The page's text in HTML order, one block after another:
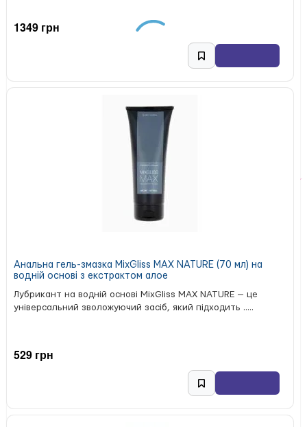
1349 грн
Анальна гель-змазка MixGliss MAX NATURE (70 мл) на
водній основі з екстрактом алое
Лубрикант на водній основі MixGliss MAX NATURE — це
універсальний зволожуючий засіб, який підходить .....
529 грн